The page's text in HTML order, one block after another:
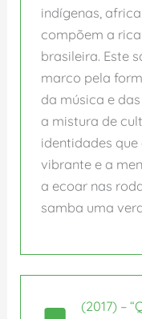
indígenas,
compõem a
brasileira. Este
marco pela
da música e
a mistura de
identidades
vibrante e a
a ecoar nas
samba uma
(2017) –